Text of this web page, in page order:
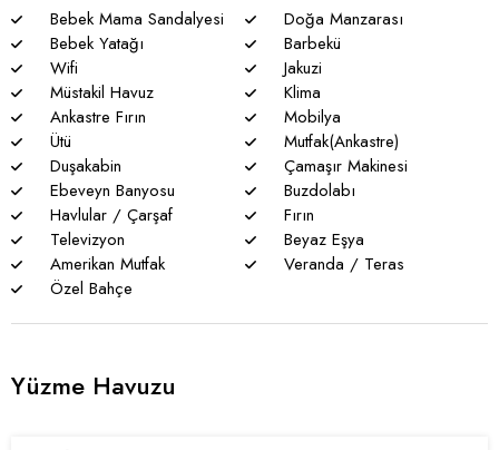
Bebek Mama Sandalyesi
Doğa Manzarası
Bebek Yatağı
Barbekü
Wifi
Jakuzi
Müstakil Havuz
Klima
Ankastre Fırın
Mobilya
Ütü
Mutfak(Ankastre)
Duşakabin
Çamaşır Makinesi
Ebeveyn Banyosu
Buzdolabı
Havlular / Çarşaf
Fırın
Televizyon
Beyaz Eşya
Amerikan Mutfak
Veranda / Teras
Özel Bahçe
Yüzme Havuzu